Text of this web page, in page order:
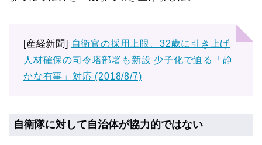
[産経新聞] 自衛官の採用上限、32歳に引き上げ
人材確保の司令塔部署も新設 少子化で迫る「静
かな有事」対応 (2018/8/7)
自衛隊に対して自治体が協力的ではない